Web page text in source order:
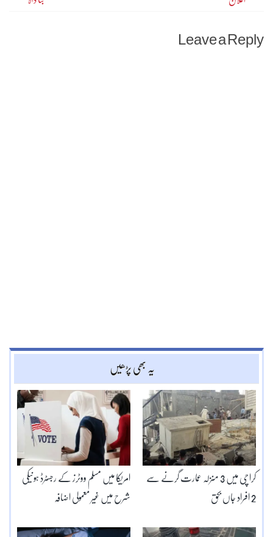
Leave a Reply
یہ بھی پڑھیں
امریکا میں مسلم ووٹرز کے رجسٹرڈ ہونیکی
شرح میں غیر معمولی اضافہ
کراچی میں 3 منزلہ عمارت گرنے سے
2 افراد جاں بحق